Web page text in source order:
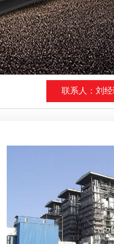
循环流
低速循环
循环流化
联系人：刘经